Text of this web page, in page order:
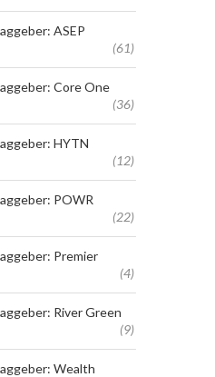
ASEP
(61)
Core One
(36)
HYTN
(12)
POWR
(22)
Premier
(4)
River Green
(9)
Wealth